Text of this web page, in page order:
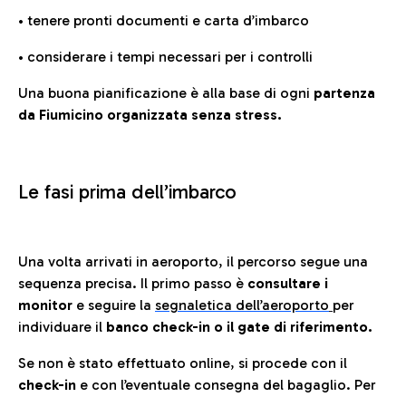
• tenere pronti documenti e carta d’imbarco
• considerare i tempi necessari per i controlli
Una buona pianificazione è alla base di ogni partenza
da Fiumicino organizzata senza stress.
Le fasi prima dell’imbarco
Una volta arrivati in aeroporto, il percorso segue una
sequenza precisa. Il primo passo è consultare i
monitor e seguire la segnaletica dell’aeroporto per
individuare il banco check-in o il gate di riferimento.
Se non è stato effettuato online, si procede con il
check-in e con l’eventuale consegna del bagaglio. Per